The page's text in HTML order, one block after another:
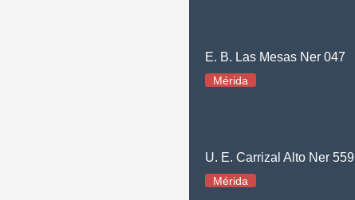
E. B. Las Mesas Ner 047
Mérida
U. E. Carrizal Alto Ner 559
Mérida